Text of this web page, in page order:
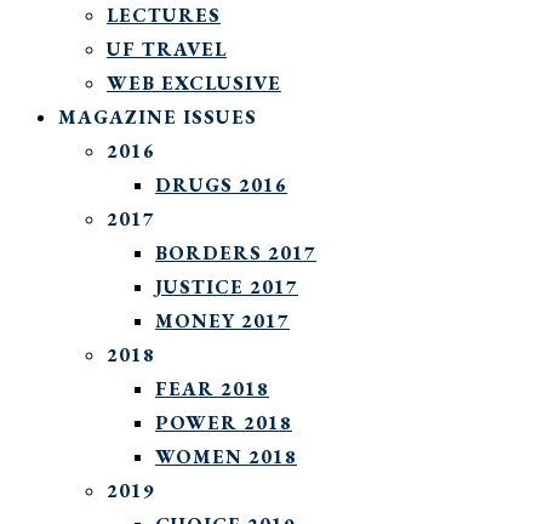
LECTURES
UF TRAVEL
WEB EXCLUSIVE
MAGAZINE ISSUES
2016
DRUGS 2016
2017
BORDERS 2017
JUSTICE 2017
MONEY 2017
2018
FEAR 2018
POWER 2018
WOMEN 2018
2019